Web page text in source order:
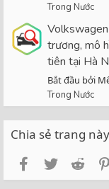
Trong Nước
trương, mô
tiên tại Hà
Bắt đầu bởi
Trong Nước
Chia sẻ trang này
FacebookTwitter